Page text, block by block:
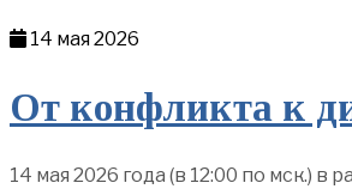
14 мая 2026
От конфликта к
14 мая 2026 года (в 12:00 по мск.)